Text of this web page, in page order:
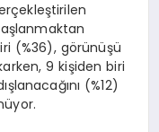
(%36), görünüşü
9 kişiden biri
(%12)